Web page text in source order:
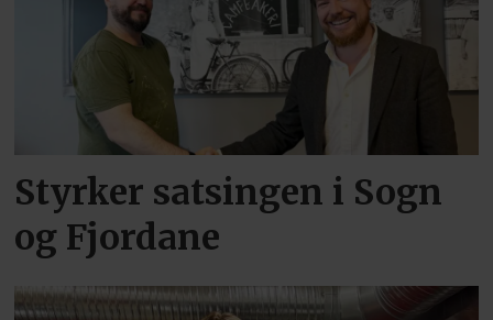
Styrker satsingen i Sogn
og Fjordane